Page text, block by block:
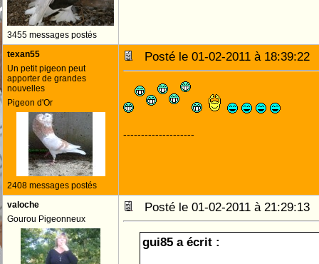
3455 messages postés
texan55
Un petit pigeon peut
apporter de grandes
nouvelles
Pigeon d'Or
2408 messages postés
Posté le 01-02-2011 à
--------------------
valoche
Gourou Pigeonneux
Posté le 01-02-2011 à
gui85 a écrit :